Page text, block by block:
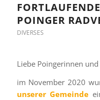
POINGER
DIVERSES
Liebe Poingerinnen
im November 2020
unserer Gemeinde